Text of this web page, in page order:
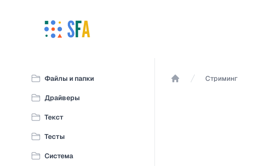
Файлы и папки
Драйверы
Текст
Тесты
Система
Стриминг